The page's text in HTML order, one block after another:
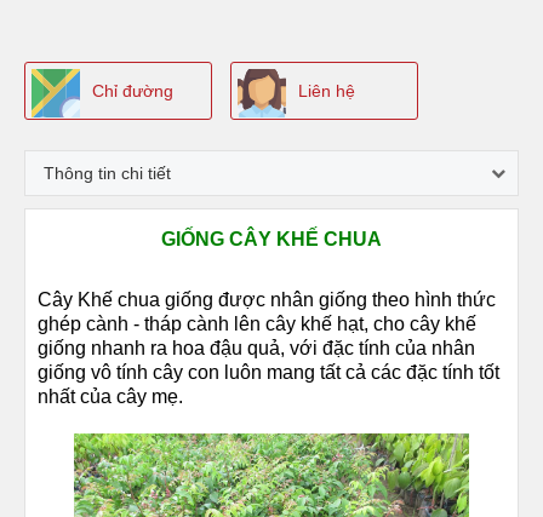
Chỉ đường Liên hệ
Thông tin chi tiết
GIỐNG CÂY KHẾ CHUA
Cây Khế chua giống được nhân giống theo hình thức
ghép cành - tháp cành lên cây khế hạt, cho cây khế
giống nhanh ra hoa đậu quả, với đặc tính của nhân
giống vô tính cây con luôn mang tất cả các đặc tính tốt
nhất của cây mẹ.